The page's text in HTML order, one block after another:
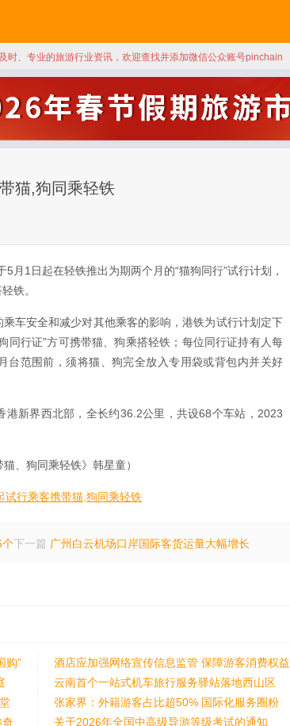
时、专业的旅游行业资讯，欢迎查找并添加微信公众账号pinchain
猫,狗同乘轻铁
月1日起在轻铁推出为期两个月的“猫狗同行”试行计划，
铁。
车安全和减少对其他乘客的影响，港铁为试行计划定下
同行证”方可携带猫、狗乘搭轻铁；每位同行证持有人每
台范围前，须将猫、狗完全放入专用袋或背包内并关好
新界西北部，全长约36.2公里，共设68个车站，2023
、狗同乘轻铁》韩星童）
试行乘客携带猫,狗同乘轻铁
个下一篇 广州白云机场口岸国际客货运量大幅增长
购”
酒店应加强网络宣传信息监管 保障游客消费权益
云南首个一站式机车旅行服务驿站落地西山区
张家界：外籍游客占比超50% 国际化服务圈粉
奇
关于2026年全国中高级导游等级考试的通知